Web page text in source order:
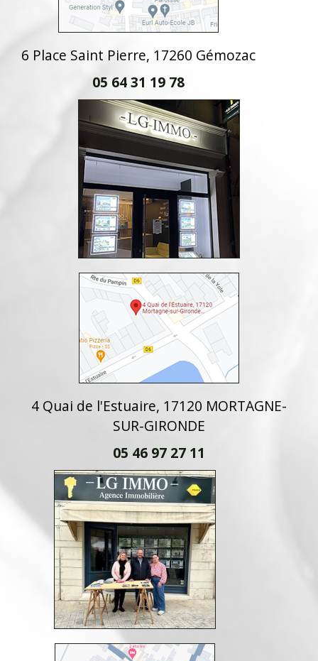
6 Place Saint Pierre, 17260 Gémozac
05 64 31 19 78
4 Quai de l'Estuaire, 17120 MORTAGNE-
SUR-GIRONDE
05 46 97 27 11